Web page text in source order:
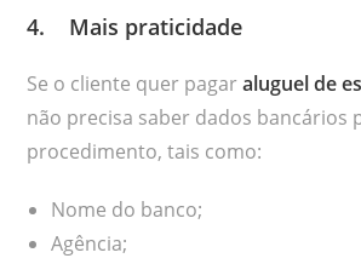
4. Mais praticidade
Se o cliente quer pagaraluguel de
não precisa saber dados bancários
procedimento, tais como:
Nome do banco;
Agência;